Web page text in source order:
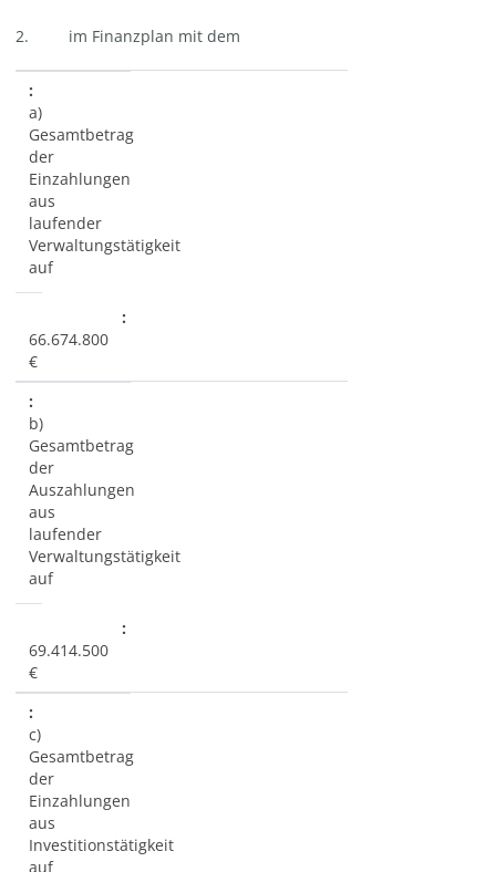
2. im Finanzplan mit dem
a)
Gesamtbetrag
der
Einzahlungen
aus
laufender
Verwaltungstätigkeit
auf
66.674.800
€
b)
Gesamtbetrag
der
Auszahlungen
aus
laufender
Verwaltungstätigkeit
auf
69.414.500
€
c)
Gesamtbetrag
der
Einzahlungen
aus
Investitionstätigkeit
auf